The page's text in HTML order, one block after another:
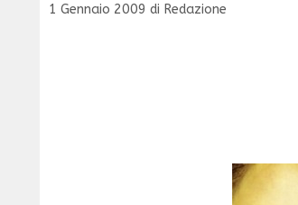
1 Gennaio 2009 di Redazione